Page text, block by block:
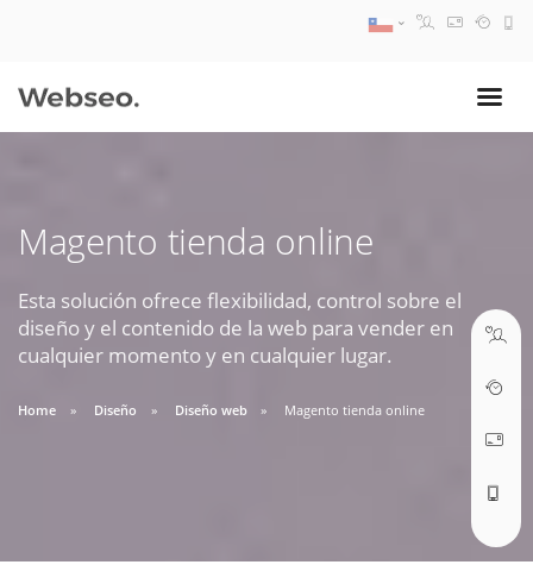
Magento tienda online
Esta solución ofrece flexibilidad, control sobre el
diseño y el contenido de la web para vender en
cualquier momento y en cualquier lugar.
Home Diseño Diseño web Magento tienda online
09:30 AM A 18:30 PM
soporte@webseo.cl
ABRIR TICKET